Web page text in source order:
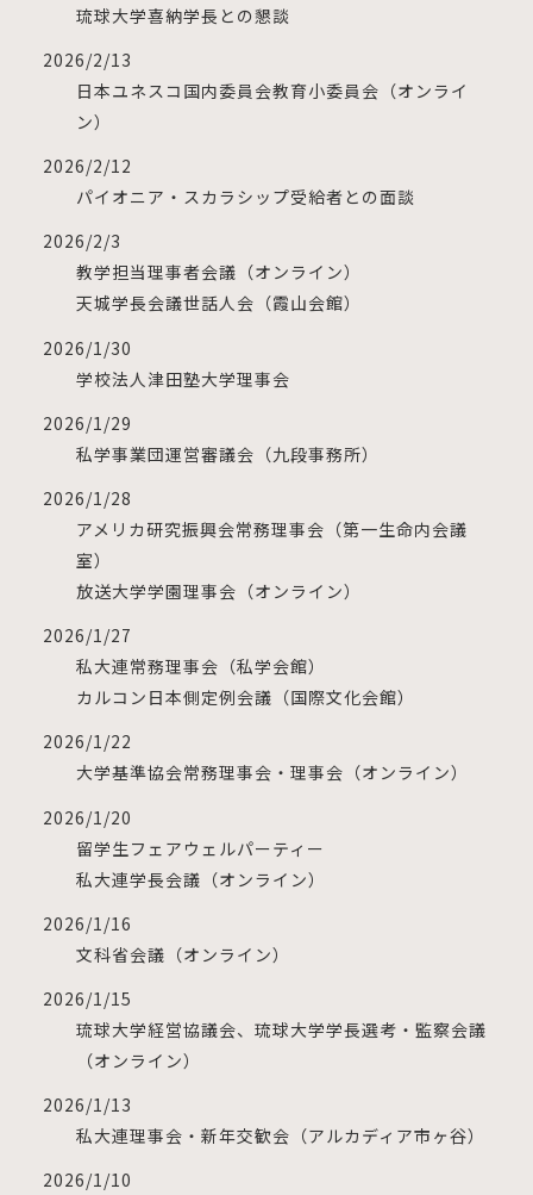
琉球大学喜納学長との懇談
2026/2/13
日本ユネスコ国内委員会教育小委員会（オンライ
ン）
2026/2/12
パイオニア・スカラシップ受給者との面談
2026/2/3
教学担当理事者会議（オンライン）
天城学長会議世話人会（霞山会館）
2026/1/30
学校法人津田塾大学理事会
2026/1/29
私学事業団運営審議会（九段事務所）
2026/1/28
アメリカ研究振興会常務理事会（第一生命内会議
室）
放送大学学園理事会（オンライン）
2026/1/27
私大連常務理事会（私学会館）
カルコン日本側定例会議（国際文化会館）
2026/1/22
大学基準協会常務理事会・理事会（オンライン）
2026/1/20
留学生フェアウェルパーティー
私大連学長会議（オンライン）
2026/1/16
⽂科省会議（オンライン）
2026/1/15
琉球大学経営協議会、琉球大学学長選考・監察会議
（オンライン）
2026/1/13
私大連理事会・新年交歓会（アルカディア市ヶ谷）
2026/1/10